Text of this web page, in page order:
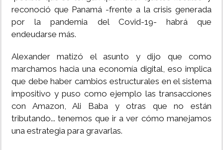
reconoció que Panamá -frente a la crisis generada
por la pandemia del Covid-19- habrá que
endeudarse más.
Alexander matizó el asunto y dijo que como
marchamos hacia una economía digital, eso implica
que debe haber cambios estructurales en el sistema
impositivo y puso como ejemplo las transacciones
con Amazon, Ali Baba y otras que no están
tributando... tenemos que ir a ver cómo manejamos
una estrategia para gravarlas.